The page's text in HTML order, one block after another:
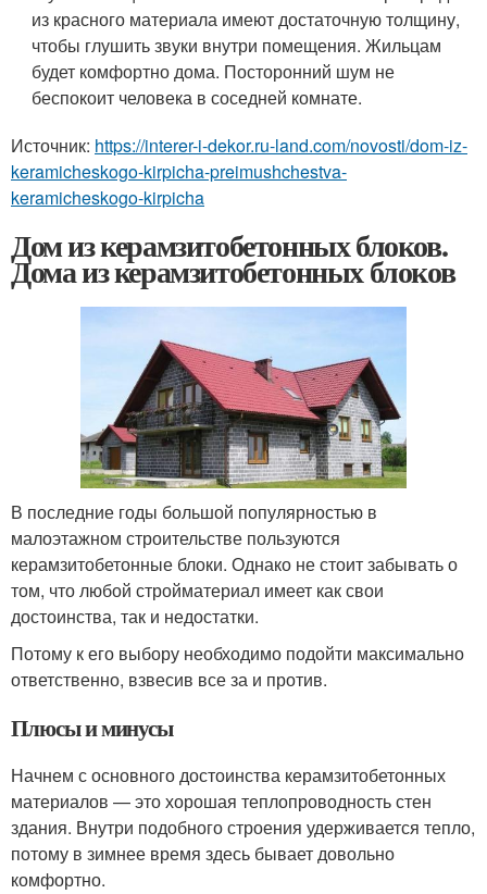
из красного материала имеют достаточную толщину,
чтобы глушить звуки внутри помещения. Жильцам
будет комфортно дома. Посторонний шум не
беспокоит человека в соседней комнате.
Источник: https://interer-i-dekor.ru-land.com/novosti/dom-iz-
keramicheskogo-kirpicha-preimushchestva-
keramicheskogo-kirpicha
Дом из керамзитобетонных блоков.
Дома из керамзитобетонных блоков
В последние годы большой популярностью в
малоэтажном строительстве пользуются
керамзитобетонные блоки. Однако не стоит забывать о
том, что любой стройматериал имеет как свои
достоинства, так и недостатки.
Потому к его выбору необходимо подойти максимально
ответственно, взвесив все за и против.
Плюсы и минусы
Начнем с основного достоинства керамзитобетонных
материалов — это хорошая теплопроводность стен
здания. Внутри подобного строения удерживается тепло,
потому в зимнее время здесь бывает довольно
комфортно.